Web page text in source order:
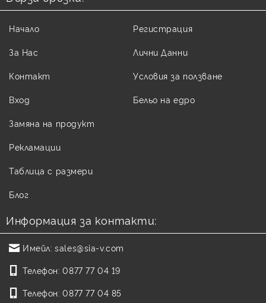
Начало
За Нас
Контакт
Вход
Регистрация
Лични Данни
Условия за ползване
Бельо на едро
Замяна на продукт
Рекламации
Таблица с размери
Блог
Информация за контакти:
Имейл: sales@sia-v.com
Телефон: 0877 77 04 19
Телефон: 0877 77 04 85